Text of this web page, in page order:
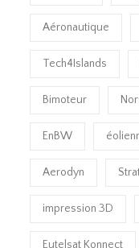
Aéronautique
Tech4Islands
Bimoteur
EnBW
Aerodyn
impression 3D
Eutelsat Konnect